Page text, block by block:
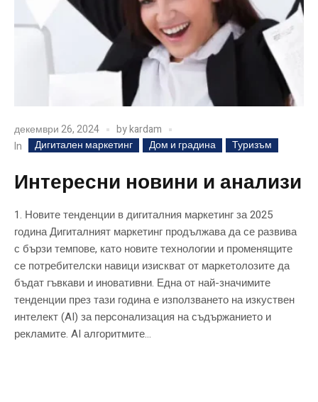
декември 26, 2024 bykardam
In
Дигитален маркетинг Дом и градина Туризъм
Интересни новини и анализи
1. Новите тенденции в дигиталния маркетинг за 2025
година Дигиталният маркетинг продължава да се развива
с бързи темпове, като новите технологии и променящите
се потребителски навици изискват от маркетолозите да
бъдат гъвкави и иновативни. Една от най-значимите
тенденции през тази година е използването на изкуствен
интелект (AI) за персонализация на съдържанието и
рекламите. AI алгоритмите...